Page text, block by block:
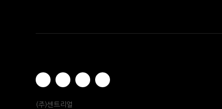
(주)센트리얼